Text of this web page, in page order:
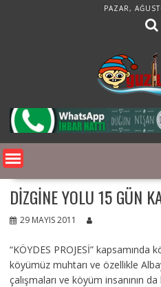
PAZAR,
DIZGINE YOLU 15 GÜN
29 MAYIS 2011
“KÖYDES PROJESİ”
köyümüz muhtarı ve özellikle
çalışmaları ve köyüm insanının